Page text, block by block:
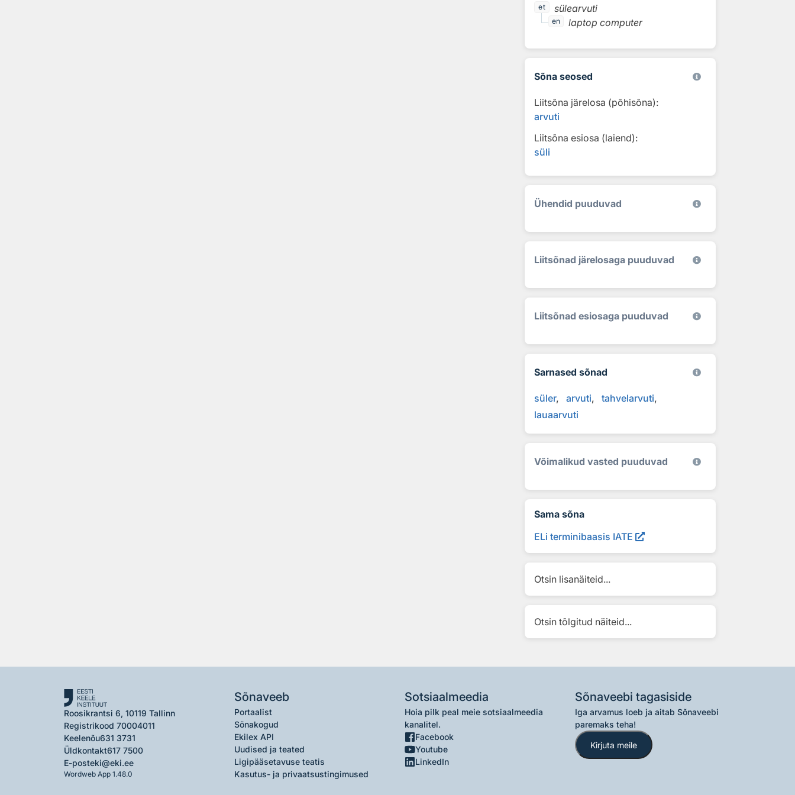
et sülearvuti
en laptop computer
Sõna seosed
Liitsõna järelosa (põhisõna):
arvuti
Liitsõna esiosa (laiend):
süli
Ühendid puuduvad
Liitsõnad järelosaga puuduvad
Liitsõnad esiosaga puuduvad
Sarnased sõnad
süler arvuti
tahvelarvuti
lauaarvuti
Võimalikud vasted puuduvad
Sama sõna
ELi terminibaasis IATE
Otsin lisanäiteid...
Otsin tõlgitud näiteid...
Roosikrantsi 6, 10119 Tallinn
Registrikood 70004011
Keelenõu631 3731
Üldkontakt617 7500
E-posteki@eki.ee
Wordweb App 1.48.0
Sõnaveeb
Portaalist
Sõnakogud
Ekilex API
Uudised ja teated
Ligipääsetavuse teatis
Kasutus- ja privaatsustingimused
Sotsiaalmeedia
Hoia pilk peal meie sotsiaalmeedia
kanalitel.
Facebook
Youtube
LinkedIn
Sõnaveebi tagasiside
Iga arvamus loeb ja aitab Sõnaveebi
paremaks teha!
Kirjuta meile